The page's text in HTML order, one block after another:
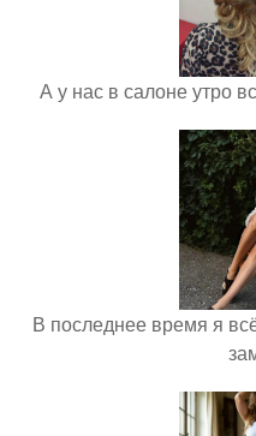
А у нас в салоне утро
В последнее время я